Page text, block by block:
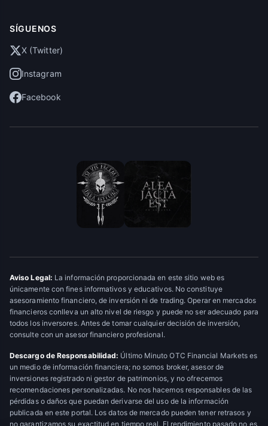
SÍGUENOS
X (Twitter)
Instagram
Facebook
Aviso Legal: La información proporcionada en este sitio web es
únicamente con fines informativos y educativos. No constituye
asesoramiento financiero, de inversión ni de trading. Operar en mercados
financieros conlleva un alto nivel de riesgo y puede no ser adecuado para
todos los inversores. Antes de tomar cualquier decisión de inversión,
consulte con un asesor financiero profesional.
Descargo de Responsabilidad: Último Minuto OTC Financial Markets es
un medio de información financiera; no somos broker, asesor de
inversiones registrado ni gestor de patrimonios, y no ofrecemos
recomendaciones personalizadas. No nos hacemos responsables de las
pérdidas o daños que puedan derivarse del uso de la información
publicada en este portal. Los datos de mercado pueden tener retrasos y
no garantizamos su exactitud en tiempo real. El rendimiento pasado no es